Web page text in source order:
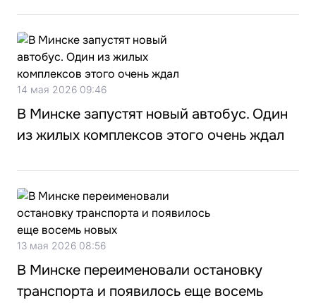
14 мая 2026 09:46
В Минске запустят новый автобус. Один
из жилых комплексов этого очень ждал
13 мая 2026 08:56
В Минске переименовали остановку
транспорта и появилось еще восемь